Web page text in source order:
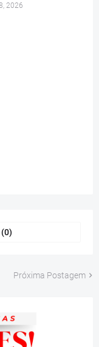
2026
Próxima Postagem